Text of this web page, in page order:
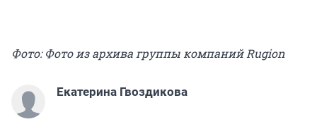
Фото: Фото из архива группы компаний Rugion
Екатерина Гвоздикова